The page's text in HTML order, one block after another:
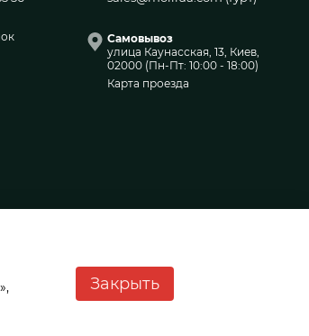
Самовывоз
улица Каунасская, 13, Киев,
02000 (Пн-Пт: 10:00 - 18:00)
Карта проезда
Закрыть